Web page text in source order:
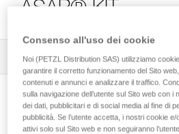
ASAP® KIT
Tutti i consigli tecnici 2
Consenso all'uso dei cookie
Noi (PETZL Distribution SAS) utilizziamo
garantire il corretto funzionamento del Sito
contenuti e annunci e analizzare il traffico.
sulla navigazione dell’utente sul Sito web con
dei dati, pubblicitari e di social media al fine di
pubblicità. Se l’utente accetta, i nostri cookie
attivi solo sul Sito web e non seguiranno